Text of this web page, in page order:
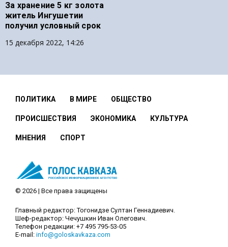
За хранение 5 кг золота
житель Ингушетии
получил условный срок
15 декабря 2022, 14:26
ПОЛИТИКА В МИРЕ ОБЩЕСТВО
ПРОИСШЕСТВИЯ ЭКОНОМИКА КУЛЬТУРА
МНЕНИЯ СПОРТ
© 2026 | Все права защищены
Главный редактор: Тогонидзе Султан Геннадиевич.
Шеф-редактор: Чечушкин Иван Олегович.
Телефон редакции: +7 495 795-53-05
E-mail: info@goloskavkaza.com